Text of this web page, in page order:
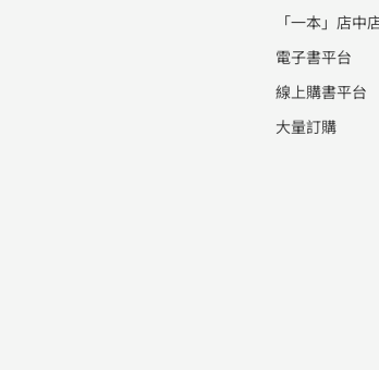
「一本」店中
電子書平台
線上購書平台
大量訂購